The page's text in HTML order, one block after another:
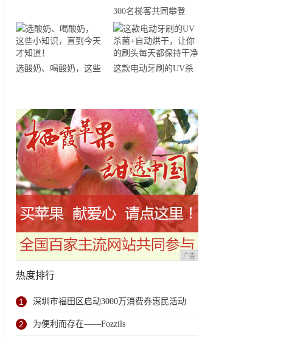
市
300名梯客共同攀登
2019国际垂直马拉松超
级精英赛顺德海骏达中
心站欢乐开跑
选酸奶、喝酸奶，这些
这款电动牙刷的UV杀
广告
热度排行
1 深圳市福田区启动3000万消费券惠民活动
2 为便利而存在——Fozzils